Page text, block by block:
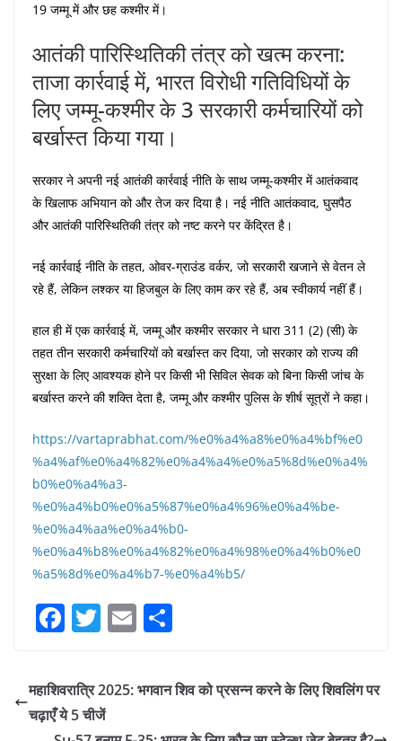
19 जम्मू में और छह कश्मीर में।
आतंकी पारिस्थितिकी तंत्र को खत्म करना:
ताजा कार्रवाई में, भारत विरोधी गतिविधियों के
लिए जम्मू-कश्मीर के 3 सरकारी कर्मचारियों को
बर्खास्त किया गया।
सरकार ने अपनी नई आतंकी कार्रवाई नीति के साथ जम्मू-कश्मीर में आतंकवाद
के खिलाफ अभियान को और तेज कर दिया है। नई नीति आतंकवाद, घुसपैठ
और आतंकी पारिस्थितिकी तंत्र को नष्ट करने पर केंद्रित है।
नई कार्रवाई नीति के तहत, ओवर-ग्राउंड वर्कर, जो सरकारी खजाने से वेतन ले
रहे हैं, लेकिन लश्कर या हिजबुल के लिए काम कर रहे हैं, अब स्वीकार्य नहीं हैं।
हाल ही में एक कार्रवाई में, जम्मू और कश्मीर सरकार ने धारा 311 (2) (सी) के
तहत तीन सरकारी कर्मचारियों को बर्खास्त कर दिया, जो सरकार को राज्य की
सुरक्षा के लिए आवश्यक होने पर किसी भी सिविल सेवक को बिना किसी जांच के
बर्खास्त करने की शक्ति देता है, जम्मू और कश्मीर पुलिस के शीर्ष सूत्रों ने कहा।
https://vartaprabhat.com/%e0%a4%a8%e0%a4%bf%e0
%a4%af%e0%a4%82%e0%a4%a4%e0%a5%8d%e0%a4%
b0%e0%a4%a3-
%e0%a4%b0%e0%a5%87%e0%a4%96%e0%a4%be-
%e0%a4%aa%e0%a4%b0-
%e0%a4%b8%e0%a4%82%e0%a4%98%e0%a4%b0%e0
%a5%8d%e0%a4%b7-%e0%a4%b5/
F
c
e
b
T
itt
er
E
ai
l
ar
e
महाशिवरात्रि 2025: भगवान शिव को प्रसन्न करने के लिए शिवलिंग पर
चढ़ाएँ ये 5 चीजें